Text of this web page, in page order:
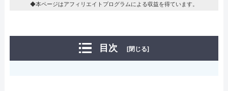
◆本ページはアフィリエイトプログラムによる収益を得ています。
目次 [閉じる]